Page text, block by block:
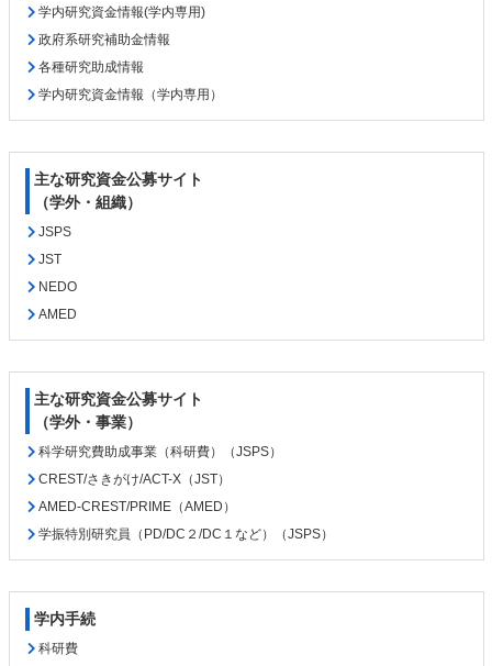
の
先
戻
る
学内研究資金情報(学内専用)
政府系研究補助金情報
各種研究助成情報
学内研究資金情報（学内専用）
主な研究資金公募サイト
（学外・組織）
JSPS
JST
NEDO
AMED
主な研究資金公募サイト
（学外・事業）
科学研究費助成事業（科研費）（JSPS）
CREST/さきがけ/ACT-X（JST）
AMED-CREST/PRIME（AMED）
学振特別研究員（PD/DC２/DC１など）（JSPS）
学内手続
科研費